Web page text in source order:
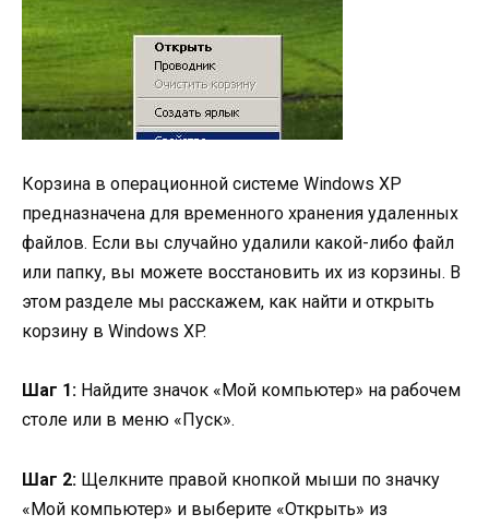
Корзина в операционной системе Windows XP
предназначена для временного хранения удаленных
файлов. Если вы случайно удалили какой-либо файл
или папку, вы можете восстановить их из корзины. В
этом разделе мы расскажем, как найти и открыть
корзину в Windows XP.
Шаг 1: Найдите значок «Мой компьютер» на рабочем
столе или в меню «Пуск».
Шаг 2: Щелкните правой кнопкой мыши по значку
«Мой компьютер» и выберите «Открыть» из